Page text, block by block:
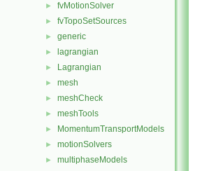
► fvMotionSolver
► fvTopoSetSources
► generic
► lagrangian
► Lagrangian
► mesh
► meshCheck
► meshTools
► MomentumTransportModels
► motionSolvers
► multiphaseModels